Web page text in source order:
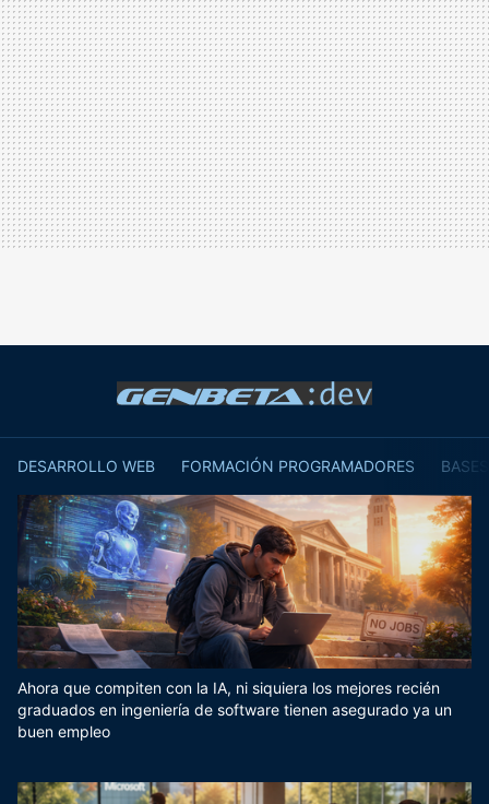
DESARROLLO WEB FORMACIÓN PROGRAMADORES
Ahora que compiten con la IA, ni siquiera los mejores recién
graduados en ingeniería de software tienen asegurado ya un
buen empleo